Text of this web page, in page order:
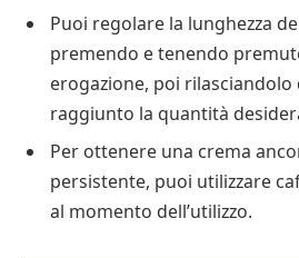
Puoi regolare la lunghezza
premendo e tenendo
erogazione, poi rilasciandolo
raggiunto la quantità
Per ottenere una crema
persistente, puoi utilizzare
al momento dell’utilizzo.